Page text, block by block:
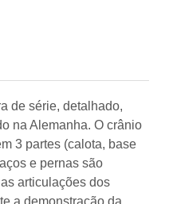
de série, detalhado,
na Alemanha. O crânio
3 partes (calota, base
e pernas são
articulações dos
a demonstração da